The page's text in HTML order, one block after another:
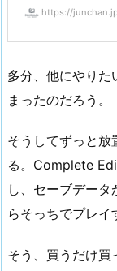
https://
多分、他にやりた
まったのだろう。
そうしてずっと
る。Complete
し、セーブデー
らそっちでプレイ
そう、買うだけ買